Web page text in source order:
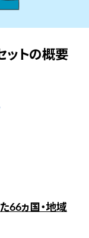
ットの概要
66ヵ国・地域